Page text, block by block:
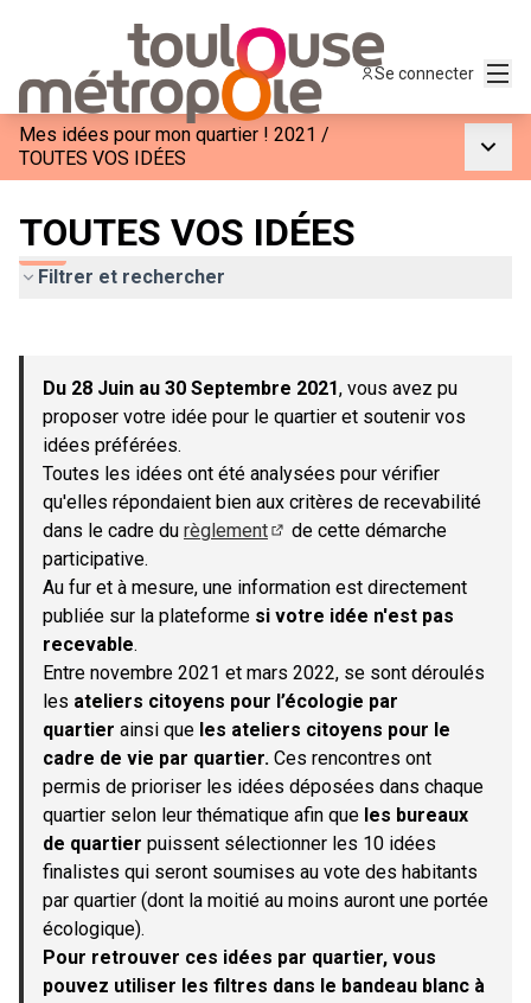
Se connecter
Mes idées pour mon quartier ! 2021 /
TOUTES VOS IDÉES
TOUTES VOS IDÉES
Filtrer et rechercher
−
Du 28 Juin au 30 Septembre 2021, vous avez pu
proposer votre idée pour le quartier et soutenir vos
idées préférées.
Toutes les idées ont été analysées pour vérifier
qu'elles répondaient bien aux critères de recevabilité
dans le cadre du règlement
de cette démarche
participative.
Au fur et à mesure, une information est directement
publiée sur la plateforme si votre idée n'est pas
recevable.
Entre novembre 2021 et mars 2022, se sont déroulés
les ateliers citoyens pour l’écologie par
quartier ainsi que les ateliers citoyens pour le
cadre de vie par quartier. Ces rencontres ont
permis de prioriser les idées déposées dans chaque
quartier selon leur thématique afin que les bureaux
de quartier puissent sélectionner les 10 idées
finalistes qui seront soumises au vote des habitants
par quartier (dont la moitié au moins auront une portée
écologique).
Pour retrouver ces idées par quartier, vous
pouvez utiliser les filtres dans le bandeau blanc à